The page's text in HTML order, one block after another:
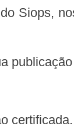
Siops,
certificada.